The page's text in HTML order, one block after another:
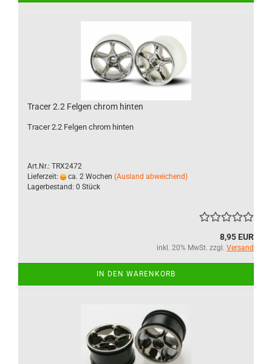
Tracer 2.2 Felgen chrom hinten
Tracer 2.2 Felgen chrom hinten
Art.Nr.: TRX2472
Lieferzeit:
ca. 2 Wochen (Ausland abweichend)
Lagerbestand: 0 Stück
8,95 EUR
inkl. 20% MwSt. zzgl. Versand
IN DEN WARENKORB